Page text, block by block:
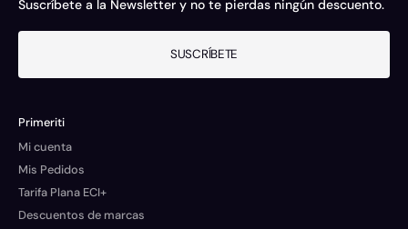
Suscríbete a la Newsletter y no te pierdas ningún descuento.
SUSCRÍBETE
Primeriti
Mi cuenta
Mis Pedidos
Tarifa Plana ECI+
Descuentos de marcas